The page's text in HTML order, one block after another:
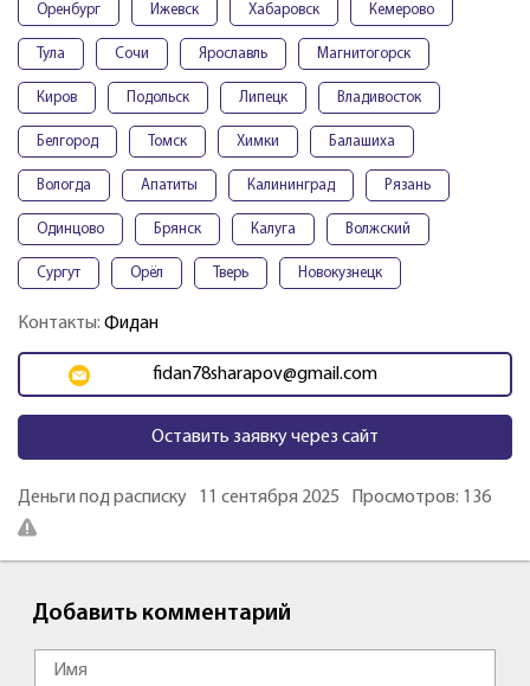
Оренбург Ижевск Хабаровск Кемерово
Тула Сочи Ярославль Магнитогорск
Киров Подольск Липецк Владивосток
Белгород Томск Химки Балашиха
Вологда Апатиты Калининград Рязань
Одинцово Брянск Калуга Волжский
Сургут Орёл Тверь Новокузнецк
Контакты: Фидан
fidan78sharapov@gmail.com
Оставить заявку через сайт
Деньги под расписку 11 сентября 2025 Просмотров: 136
Добавить комментарий